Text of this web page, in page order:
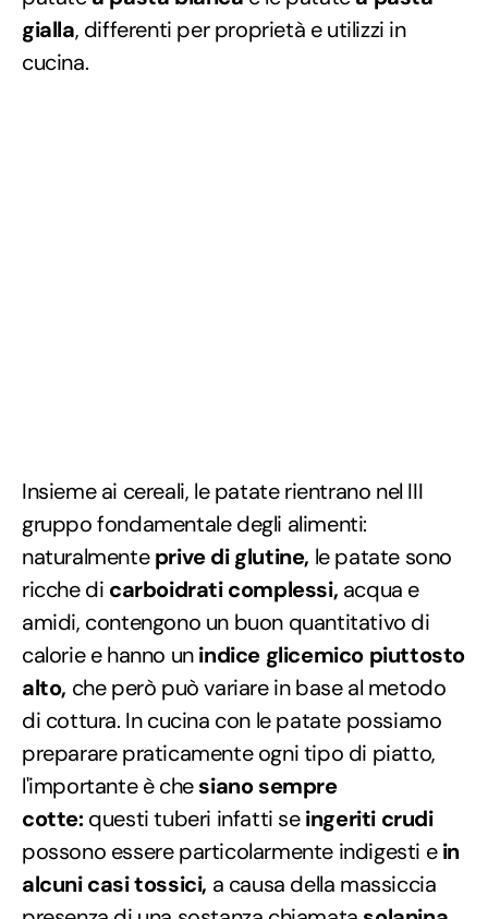
gialla, differenti per proprietà e utilizzi in
cucina.
Insieme ai cereali, le patate rientrano nel III
gruppo fondamentale degli alimenti:
naturalmenteprive di glutine, le patate sono
ricche di carboidrati complessi, acqua e
amidi, contengono un buon quantitativo di
calorie e hanno unindice glicemico piuttosto
alto, che però può variare in base al metodo
di cottura. In cucina con le patate possiamo
preparare praticamente ogni tipo di piatto,
l'importante è chesiano sempre
cotte:questi tuberi infatti seingeriti crudi
possono essere particolarmente indigesti ein
alcuni casi tossici, a causa della massiccia